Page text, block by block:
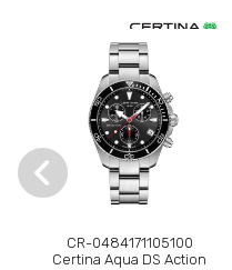
CR-0484171105100
Certina Aqua DS Action